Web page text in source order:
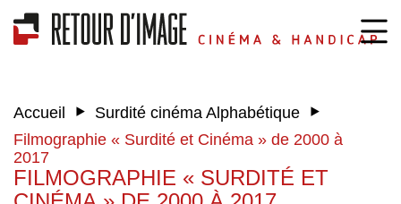
Accueil ‣ Surdité cinéma Alphabétique ‣
Filmographie « Surdité et Cinéma » de 2000 à
2017
FILMOGRAPHIE « SURDITÉ ET